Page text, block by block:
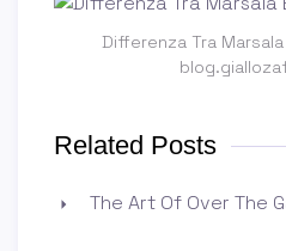
Differenza Tra
Related Posts
The Art Of Over The